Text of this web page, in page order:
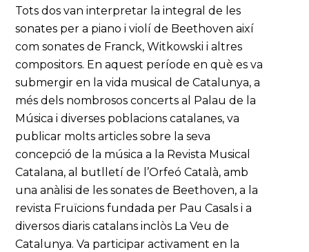
Tots dos van interpretar la integral de les
sonates per a piano i violí de Beethoven així
com sonates de Franck, Witkowski i altres
compositors. En aquest període en què es va
submergir en la vida musical de Catalunya, a
més dels nombrosos concerts al Palau de la
Música i diverses poblacions catalanes, va
publicar molts articles sobre la seva
concepció de la música a la Revista Musical
Catalana, al butlletí de l’Orfeó Català, amb
una anàlisi de les sonates de Beethoven, a la
revista Fruïcions fundada per Pau Casals i a
diversos diaris catalans inclòs La Veu de
Catalunya. Va participar activament en la